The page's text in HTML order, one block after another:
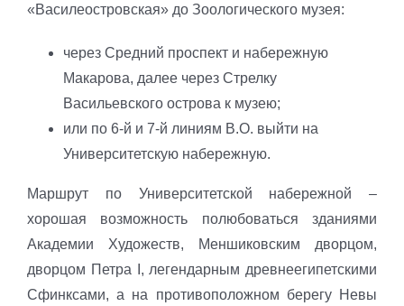
«Василеостровская» до Зоологического музея:
через Средний проспект и набережную
Макарова, далее через Стрелку
Васильевского острова к музею;
или по 6-й и 7-й линиям В.О. выйти на
Университетскую набережную.
Маршрут по Университетской набережной –
хорошая возможность полюбоваться зданиями
Академии Художеств, Меншиковским дворцом,
дворцом Петра I, легендарным древнеегипетскими
Сфинксами, а на противоположном берегу Невы